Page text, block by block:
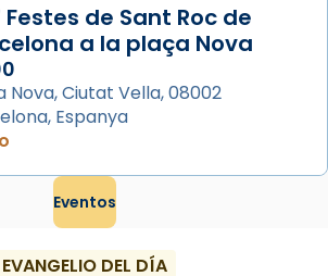
Festes de Sant Roc de
a la plaça Nova
Nova, Ciutat Vella, 08002
Espanya
Eventos
EVANGELIO DEL DÍA